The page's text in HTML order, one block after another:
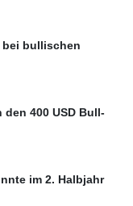
bei bullischen
400 USD Bull-
im 2. Halbjahr